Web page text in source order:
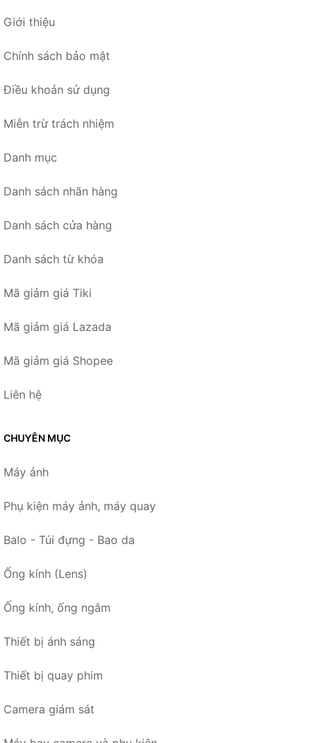
Giới thiệu
Chính sách bảo mật
Điều khoản sử dụng
Miễn trừ trách nhiệm
Danh mục
Danh sách nhãn hàng
Danh sách cửa hàng
Danh sách từ khóa
Mã giảm giá Tiki
Mã giảm giá Lazada
Mã giảm giá Shopee
Liên hệ
CHUYÊN MỤC
Máy ảnh
Phụ kiện máy ảnh, máy quay
Balo - Túi đựng - Bao da
Ống kính (Lens)
Ống kính, ống ngắm
Thiết bị ánh sáng
Thiết bị quay phim
Camera giám sát